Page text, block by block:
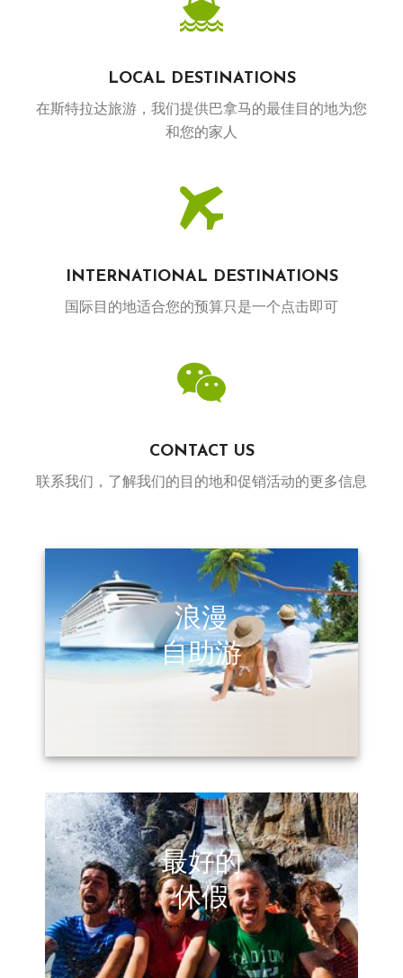
LOCAL DESTINATIONS
在斯特拉达旅游，我们提供巴拿马的最佳目的地为您
和您的家人
INTERNATIONAL DESTINATIONS
国际目的地适合您的预算只是一个点击即可
CONTACT US
联系我们，了解我们的目的地和促销活动的更多信息
浪漫
自助游
最好的
休假